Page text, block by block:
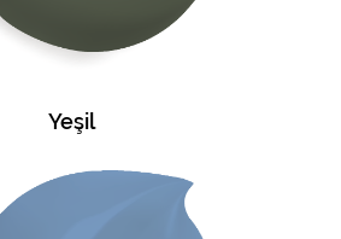
Yeşil